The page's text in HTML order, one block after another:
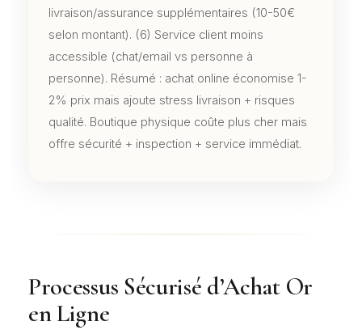
livraison/assurance supplémentaires (10-50€
selon montant). (6) Service client moins
accessible (chat/email vs personne à
personne). Résumé : achat online économise 1-
2% prix mais ajoute stress livraison + risques
qualité. Boutique physique coûte plus cher mais
offre sécurité + inspection + service immédiat.
Processus Sécurisé d’Achat Or
en Ligne